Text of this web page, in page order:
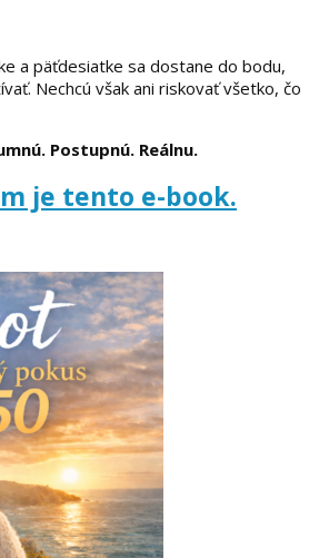
a päťdesiatke sa dostane do bodu,
Nechcú však ani riskovať všetko, čo
Postupnú. Reálnu.
je tento e-book.